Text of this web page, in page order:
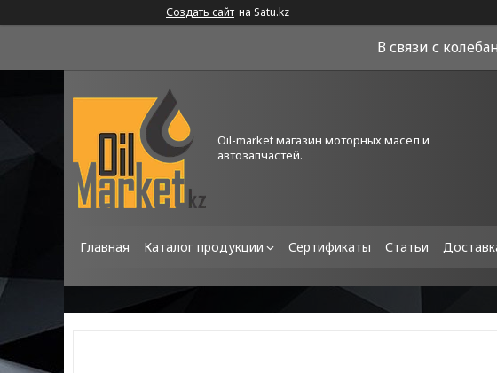
Создать сайт на Satu.kz
В связи с
Oil-market магазин моторных масел и
автозапчастей.
Главная Каталог продукции Сертификаты Статьи